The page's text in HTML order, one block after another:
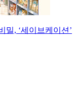
밀, ‘세이브케이션’